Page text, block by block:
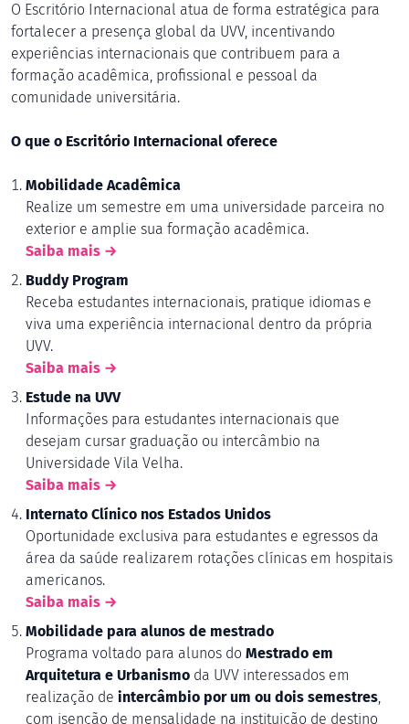
O Escritório Internacional atua de forma estratégica para
fortalecer a presença global da UVV, incentivando
experiências internacionais que contribuem para a
formação acadêmica, profissional e pessoal da
comunidade universitária.
O que o Escritório Internacional oferece
Mobilidade Acadêmica
Realize um semestre em uma universidade parceira no
exterior e amplie sua formação acadêmica.
Saiba mais →
Buddy Program
Receba estudantes internacionais, pratique idiomas e
viva uma experiência internacional dentro da própria
UVV.
Saiba mais →
Estude na UVV
Informações para estudantes internacionais que
desejam cursar graduação ou intercâmbio na
Universidade Vila Velha.
Saiba mais →
Internato Clínico nos Estados Unidos
Oportunidade exclusiva para estudantes e egressos da
área da saúde realizarem rotações clínicas em hospitais
americanos.
Saiba mais →
Mobilidade para alunos de mestrado
Programa voltado para alunos do Mestrado em
Arquitetura e Urbanismo da UVV interessados em
realização de intercâmbio por um ou dois semestres,
com isenção de mensalidade na instituição de destino